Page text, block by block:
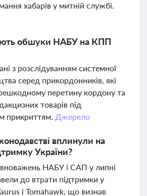
хабарів у митній службі.
обшуки НАБУ на КПП
з розслідуванням системної
серед прикордонників, які
перетину кордону та
товарів під
прикриттям. Джерело
вплинули на
України?
НАБУ і САП у липні
до втрати підтримки у
і Tomahawk, що визнав